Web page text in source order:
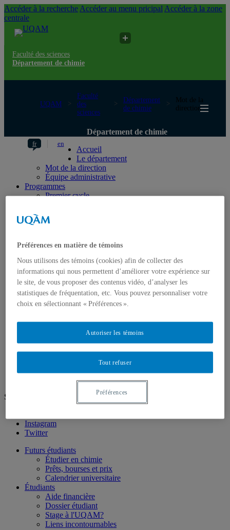
Accéder à la recherche Accéder au menu pricipal Accéder à la zone
centrale
Faculté des sciences
Département de chimie
UQAM
Faculté
des
sciences
Département
de chimie
Mot de la
direction
Département de chimie
fr en
Accueil
Le département
Mot de la direction
Équipe administrative
Programmes
Premier cycle
Troisième cycle
Services
Demande de Clés (formulaire)
Bibliothèque
Corps professoral
Professeurs associés
Chargés de cours
Professeurs émérites
Axes de recherche
Expertises de recherche
Unités de recherche
Prix et distinctions
Suivez-nous
Instagram
Twitter
Futurs étudiants
Étudier en chimie
Prêts, bourses et prix
Calendrier universitaire
Étudiants
Aide financière
Dossier étudiant
Stage à l'UQAM?
Liens incontournables
Préférences en matière de témoins
Nous utilisons des témoins (cookies) afin de collecter des
informations qui nous permettent d’améliorer votre expérience sur
le site, de vous proposer des contenus vidéo, d’analyser les
statistiques de fréquentation, etc. Vous pouvez personnaliser votre
choix en sélectionnant « Préférences ».
Tout refuser
Autoriser les témoins
Préférences